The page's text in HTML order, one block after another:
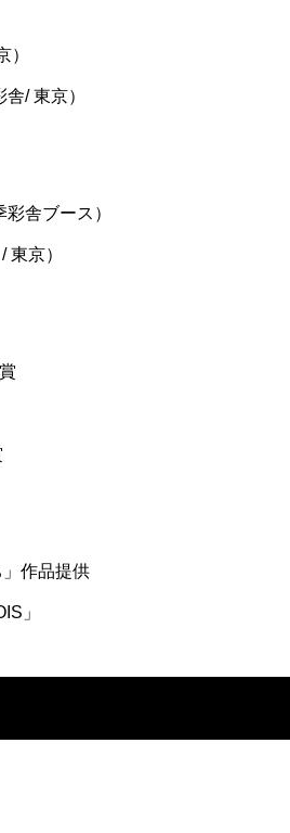
）
/ 東京）
舎ブース）
京）
作品提供
」